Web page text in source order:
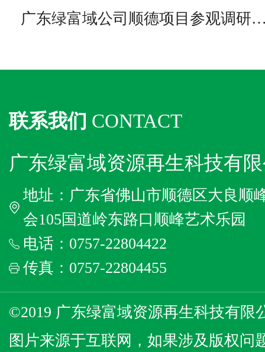
广东绿富域公司顺德项目参观调研
联系我们 CONTACT
广东绿富域资源再生科技有
地址：广东省佛山市顺德区大良顺
会105国道岭东路口顺峰艺术乐园
电话：0757-22804422
传真：0757-22804455
©2019 广东绿富域资源再生科技有限
图片来源于互联网，如果涉及版权问